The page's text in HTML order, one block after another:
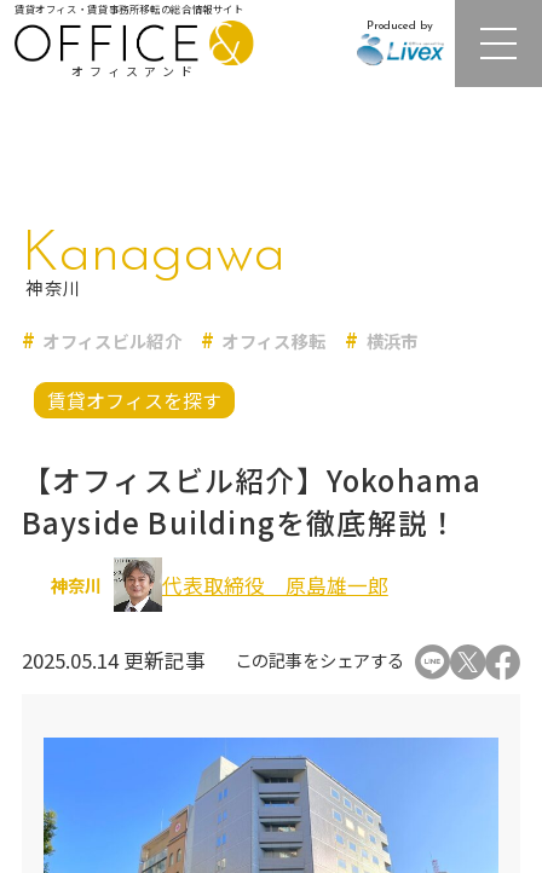
オフィスアンド
賃貸オフィス・賃貸事務所移転の総合情報サイト
Produced by
居抜きオフィス・セットアップオフィス
レンタルオフィス
オフィス移転事例
オフィス移転関連
Kanagawa
神奈川
オフィスビル紹介 オフィス移転 横浜市
賃貸オフィスを探す
【オフィスビル紹介】Yokohama
Bayside Buildingを徹底解説！
神奈川 代表取締役 原島雄一郎
2025.05.14 更新記事 この記事をシェアする